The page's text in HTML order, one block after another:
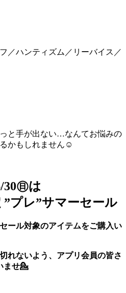
／ハンティズム／リーバイス／
と手が出ない…なんてお悩みの
かもしれません☺
30㊐は
”プレ”サマーセール
ール対象のアイテムをご購入い
れないよう、アプリ会員の皆さ
ませ💁